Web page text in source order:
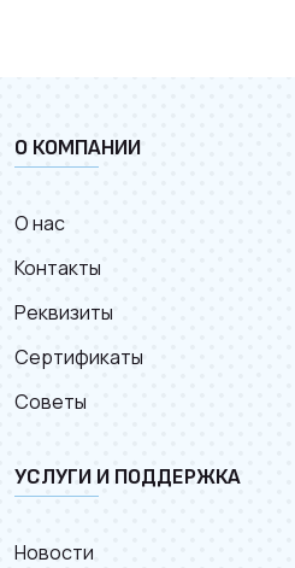
О КОМПАНИИ
О нас
Контакты
Реквизиты
Сертификаты
Советы
УСЛУГИ И ПОДДЕРЖКА
Новости